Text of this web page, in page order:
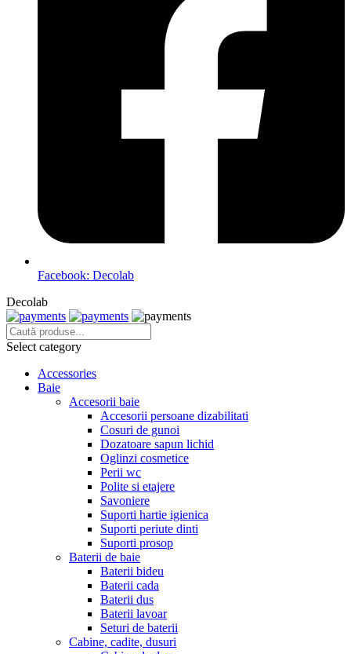
Facebook: Decolab
Decolab
Select category
Accessories
Baie
Accesorii baie
Accesorii persoane dizabilitati
Cosuri de gunoi
Dozatoare sapun lichid
Oglinzi cosmetice
Perii wc
Polite si etajere
Savoniere
Suporti hartie igienica
Suporti periute dinti
Suporti prosop
Baterii de baie
Baterii bideu
Baterii cada
Baterii dus
Baterii lavoar
Seturi de baterii
Cabine, cadite, dusuri